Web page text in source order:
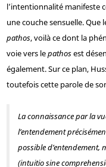
l’intentionnalité manifeste
une couche sensuelle. Que
pathos, voilà ce dont la
voie vers lepathosest
également. Sur ce plan,
toutefois cette parole de
La connaissance par la
l’entendement
possible d’entendement,
(intuitio sine